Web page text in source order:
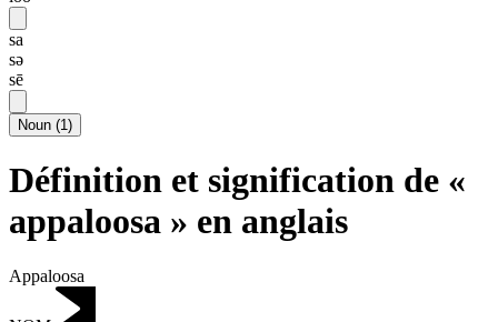
sa
sə
sē
Noun (1)
Définition et signification de «
appaloosa » en anglais
Appaloosa